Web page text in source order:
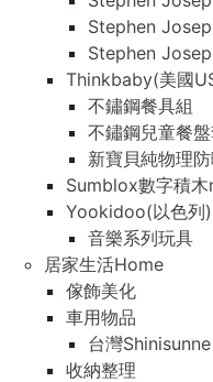
Stephen
Stephen
Thinkbaby(美國
不鏽鋼餐具組
不鏽鋼兒童餐
新寶貝純物理
Sumblox數字積木
Yookidoo(以色列)
音樂系列玩具
居家生活Home
傢飾美化
車用物品
台灣
收納整理